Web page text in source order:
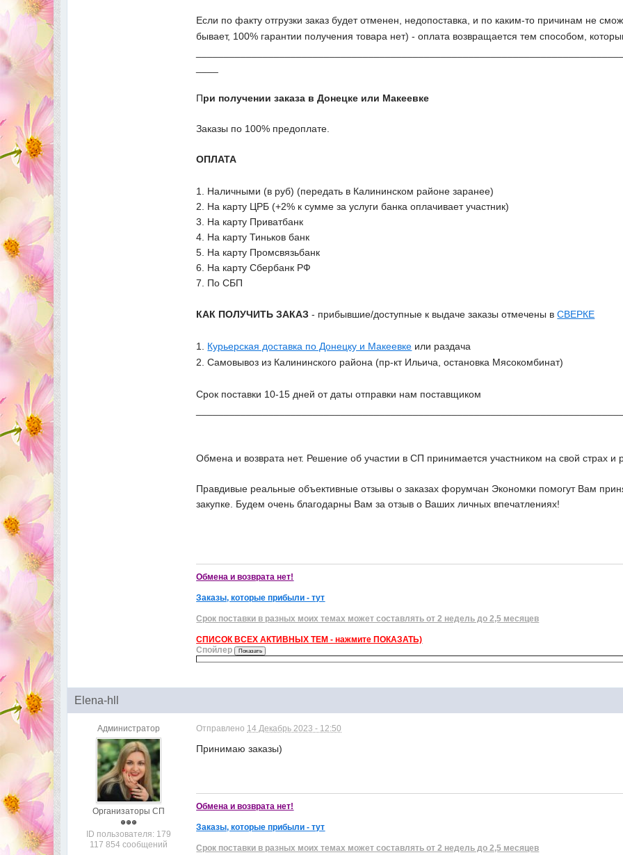
Если по факту отгрузки заказ будет отменен, недопоставка, и по каким-то причинам не
бывает, 100% гарантии получения товара нет) - оплата возвращается тем способом,
При получении заказа в Донецке или Макеевке
Заказы по 100% предоплате.
ОПЛАТА
1. Наличными (в руб) (передать в Калининском районе заранее)
2. На карту ЦРБ (+2% к сумме за услуги банка оплачивает участник)
3. На карту Приватбанк
4. На карту Тиньков банк
5. На карту Промсвязьбанк
6. На карту Сбербанк РФ
7. По СБП
КАК ПОЛУЧИТЬ ЗАКАЗ- прибывшие/доступные к выдаче заказы отмечены вСВЕРКЕ
1. Курьерская доставка по Донецку и Макеевке или раздача
2. Самовывоз из Калининского района (пр-кт Ильича, остановка Мясокомбинат)
Срок поставки 10-15 дней от даты отправки нам поставщиком
Обмена и возврата нет. Решение об участии в СП принимается участником на свой страх и
Правдивые реальные объективные отзывы о заказах форумчан Экономки помогут Вам
закупке. Будем очень благодарны Вам за отзыв о Ваших личных впечатлениях!
Обмена и возврата нет!
Заказы, которые прибыли - тут
Срок поставки в разных моих темах может составлять от 2 недель до 2,5 месяцев
СПИСОК ВСЕХ АКТИВНЫХ ТЕМ - нажмите ПОКАЗАТЬ)
Спойлер
Elena-hll
Администратор
Организаторы СП
ID пользователя: 179
117 854 сообщений
Отправлено 14 Декабрь 2023 - 12:50
Принимаю заказы)
Обмена и возврата нет!
Заказы, которые прибыли - тут
Срок поставки в разных моих темах может составлять от 2 недель до 2,5 месяцев